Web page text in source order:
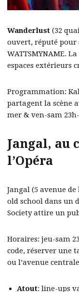
Wanderlust (32
ouvert, réputé pour
WATTSMYNAME.
espaces extérieurs
Programmation:
partagent la scène
mer & ven-sam
Jangal, au
l’Opéra
Jangal (5 avenue
old school dans un
Society attire un
Horaires: jeu-sam
code, réserver une
ou l’avenue
Atout: line-ups